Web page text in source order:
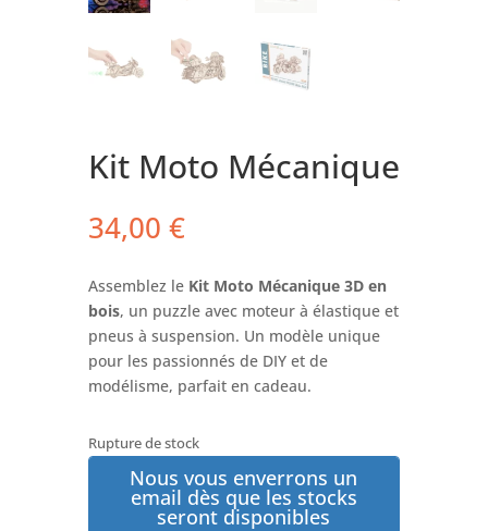
Kit Moto Mécanique
34,00 €
Assemblez leKit Moto Mécanique 3D en
bois, un puzzle avec moteur à élastique et
pneus à suspension. Un modèle unique
pour les passionnés de DIY et de
modélisme, parfait en cadeau.
Rupture de stock
Nous vous enverrons un
email dès que les stocks
seront disponibles